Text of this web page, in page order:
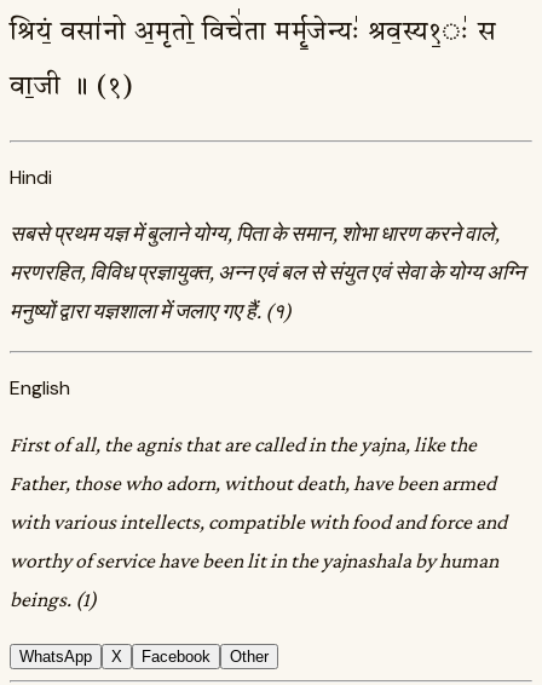
श्रियं॒ वसा॑नो अ॒मृतो॒ विचे॑ता मर्मृ॒जेन्यः॑ श्रव॒स्य१॒ः॑ स
वा॒जी ॥ (१)
Hindi
सबसे प्रथम यज्ञ में बुलाने योग्य, पिता के समान, शोभा धारण करने वाले,
मरणरहित, विविध प्रज्ञायुक्त, अन्न एवं बल से संयुत एवं सेवा के योग्य अग्नि
मनुष्यों द्वारा यज्ञशाला में जलाए गए हैं. (१)
English
First of all, the agnis that are called in the yajna, like the
Father, those who adorn, without death, have been armed
with various intellects, compatible with food and force and
worthy of service have been lit in the yajnashala by human
beings. (1)
WhatsApp X Facebook Other